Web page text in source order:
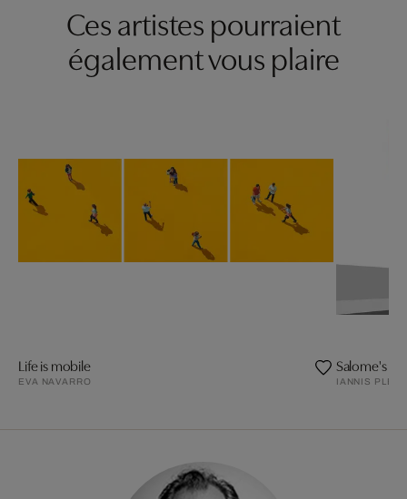
Ces artistes pourraient
également vous plaire
Life is mobile
EVA NAVARRO
Salome's
IANNIS